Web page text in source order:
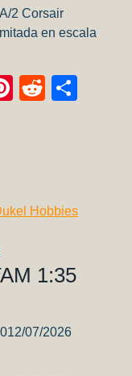
2 Corsair
en escala
Pinterest
Reddit
1:35
12/07/2026